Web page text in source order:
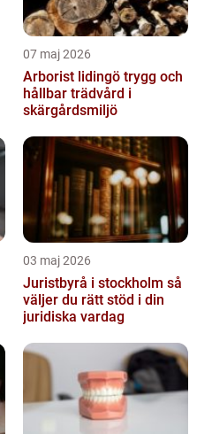
07 maj 2026
Arborist lidingö trygg och
hållbar trädvård i
skärgårdsmiljö
03 maj 2026
Juristbyrå i stockholm så
väljer du rätt stöd i din
juridiska vardag